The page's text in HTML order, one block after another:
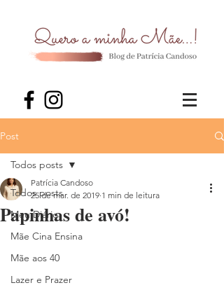
Post
Todos posts
Meu Diário
Mãe Cina Ensina
Mãe aos 40
Lazer e Prazer
Todos posts
Papinhas de avó!
Patrícia Candoso
25 de mar. de 2019 1 min de leitura